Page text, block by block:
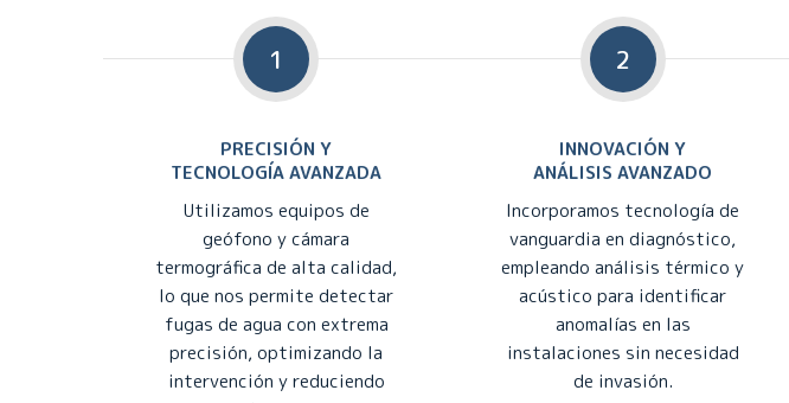
1
PRECISIÓN Y
TECNOLOGÍA AVANZADA
Utilizamos equipos de
geófono y cámara
termográfica de alta calidad,
lo que nos permite detectar
fugas de agua con extrema
precisión, optimizando la
intervención y reduciendo
2
INNOVACIÓN Y
ANÁLISIS AVANZADO
Incorporamos tecnología de
vanguardia en diagnóstico,
empleando análisis térmico y
acústico para identificar
anomalías en las
instalaciones sin necesidad
de invasión.